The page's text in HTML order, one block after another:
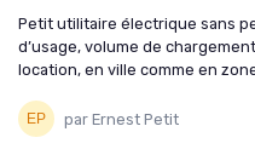
Petit utilitaire électrique sans
d’usage, volume de
location, en ville comme en
par Ernest Petit